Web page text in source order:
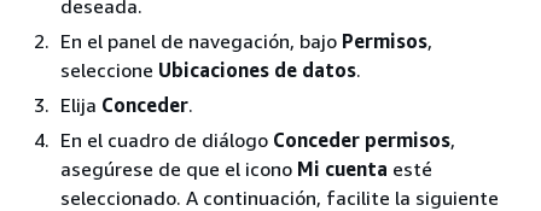
deseada.
En el panel de navegación, bajo Permisos,
seleccione Ubicaciones de datos.
Elija Conceder.
En el cuadro de diálogo Conceder permisos,
asegúrese de que el icono Mi cuenta esté
seleccionado. A continuación, facilite la siguiente